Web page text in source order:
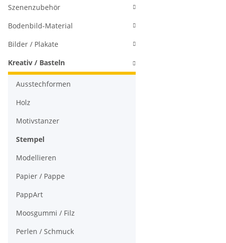
Szenenzubehör
Bodenbild-Material
Bilder / Plakate
Kreativ / Basteln
Ausstechformen
Holz
Motivstanzer
Stempel
Modellieren
Papier / Pappe
PappArt
Moosgummi / Filz
Perlen / Schmuck